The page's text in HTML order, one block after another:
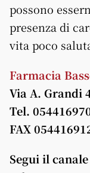
possono
presenza di
vita poco
Farmacia
Via A. Grandi
Tel.
FAX
Segui il